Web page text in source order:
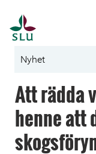
Nyhet
Att rädda
henne att